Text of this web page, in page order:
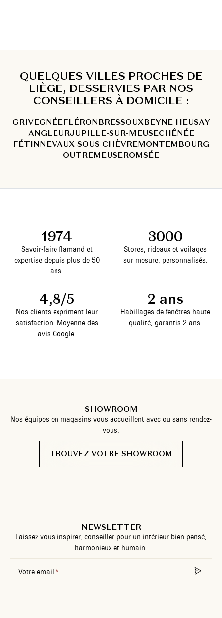
QUELQUES VILLES PROCHES DE
LIÈGE, DESSERVIES PAR NOS
CONSEILLERS À DOMICILE :
GRIVEGNÉEFLÉRONBRESSOUXBEYNE HEUSAY
ANGLEURJUPILLE-SUR-MEUSECHÊNÉE
FÉTINNEVAUX SOUS CHÈVREMONTEMBOURG
OUTREMEUSEROMSÉE
1974
Savoir-faire flamand et
expertise depuis plus de 50
ans.
3000
Stores, rideaux et voilages
sur mesure, personnalisés.
4,8/5
Nos clients expriment leur
satisfaction. Moyenne des
avis Google.
2 ans
Habillages de fenêtres haute
qualité, garantis 2 ans.
SHOWROOM
Nos équipes en magasins vous accueillent avec ou sans rendez-
vous.
TROUVEZ VOTRE SHOWROOM
NEWSLETTER
Laissez-vous inspirer, conseiller pour un intérieur bien pensé,
harmonieux et humain.
Votre email